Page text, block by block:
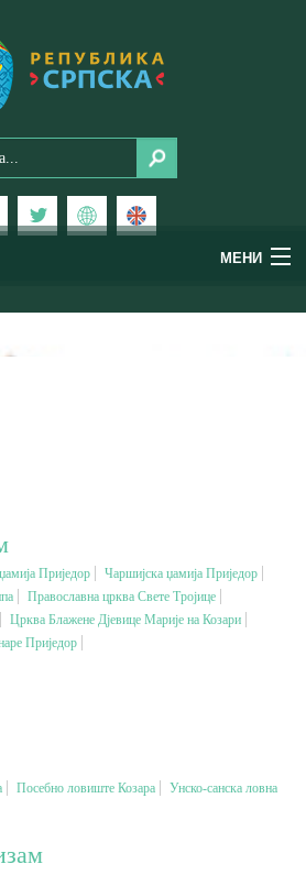
МЕНИ
Приједор
Чаршијска џамија Приједор
Православна црква Свете Тројице
Црква Блажене Дјевице Марије на Козари
Приједор
Посебно ловиште Козара
Унско-санска ловна